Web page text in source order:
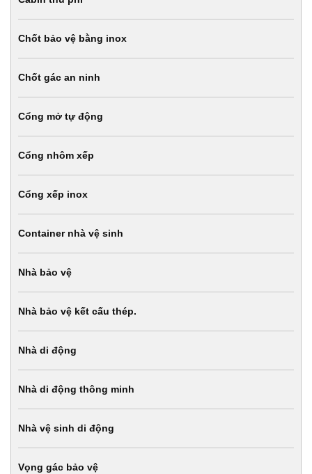
Chốt bảo vệ bằng inox
Chốt gác an ninh
Cổng mở tự động
Cổng nhôm xếp
Cổng xếp inox
Container nhà vệ sinh
Nhà bảo vệ
Nhà bảo vệ kết cấu thép.
Nhà di động
Nhà di động thông minh
Nhà vệ sinh di động
Vọng gác bảo vệ